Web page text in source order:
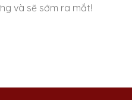
và sẽ sớm ra mắt!